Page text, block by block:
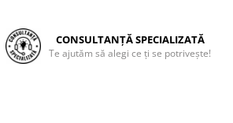
CONSULTANȚĂ SPECIALIZATĂ
Te ajutăm să alegi ce ți se potrivește!